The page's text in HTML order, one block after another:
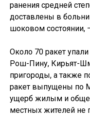
ранения средней
доставлены в
шоковом состоянии,
Около 70 ракет
Рош-Пину, Кирьят-
пригороды, а также
ракет выпущены по
ущерб жилым и
местных жителей не